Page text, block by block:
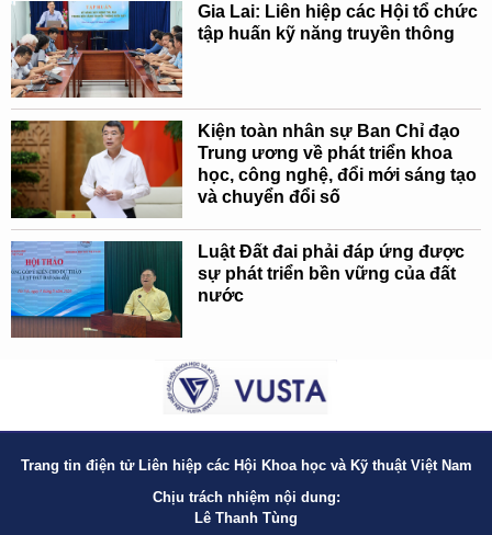
Gia Lai: Liên hiệp các Hội tổ chức
tập huấn kỹ năng truyền thông
Kiện toàn nhân sự Ban Chỉ đạo
Trung ương về phát triển khoa
học, công nghệ, đổi mới sáng tạo
và chuyển đổi số
Luật Đất đai phải đáp ứng được
sự phát triển bền vững của đất
nước
Trang tin điện tử Liên hiệp các Hội Khoa học và Kỹ thuật Việt Nam
Chịu trách nhiệm nội dung:
Lê Thanh Tùng